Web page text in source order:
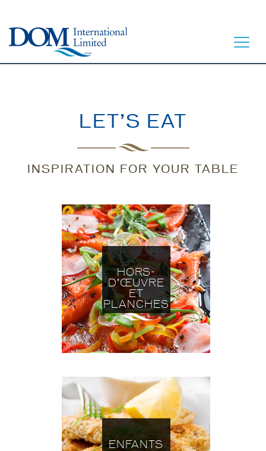
NOS PRODUITS
CONTACT
LET’S EAT
INSPIRATION FOR YOUR TABLE
HORS-
D’ŒUVRE
ET
PLANCHES
ENFANTS